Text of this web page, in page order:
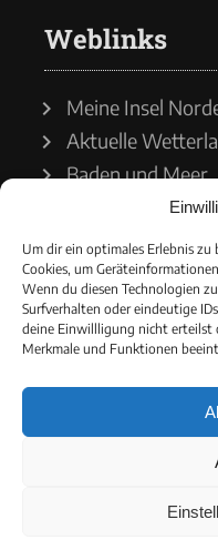
Um dir ein optimales Erlebnis
Cookies, um
Wenn du diesen Technologien
Surfverhalten oder eindeutige
deine Einwillligung nicht erteilst
Merkmale und Funktionen
Weblinks
Meine Insel
Aktuelle
Baden und Meer
Wetterdienst
Wasserstände
Schiffsverkehr